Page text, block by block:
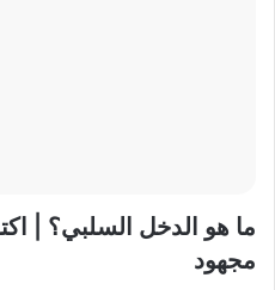
ما هو الدخل السلبي؟ |
مجهود